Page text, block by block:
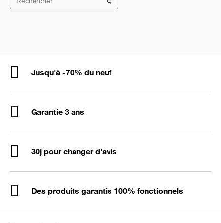
Jusqu'à -70% du neuf
Garantie 3 ans
30j pour changer d'avis
Des produits garantis 100% fonctionnels